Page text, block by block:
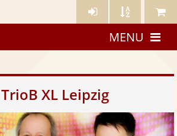
Künstler- Künstler Meine
MENU
XL Leipzig